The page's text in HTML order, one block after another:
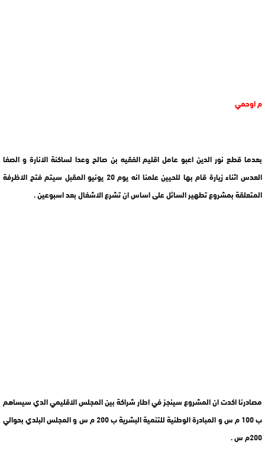
م اوحمي
بعدما قطع نور الدين اعبو عامل اقليم الفقيه بن صالح وعدا لساكنة الانارة و الصفا
العدس اثناء زيارة قام بها للحيين علمنا انه يوم 20 يونيو المقبل سيتم فتح الاظرفة
المتعلقة بمشروع تطهير السائل على اساس ان تشرع الاشغال بعد اسبوعين .
مصادرنا اكدت ان المشروع سينجز في اطار شراكة بين المجلس الاقليمي الدي سيساهم
ب 100 م س و المبادرة الوطنية للتنمية البشرية ب 200 م س و المجلس البلدي بحوالي
200م س .